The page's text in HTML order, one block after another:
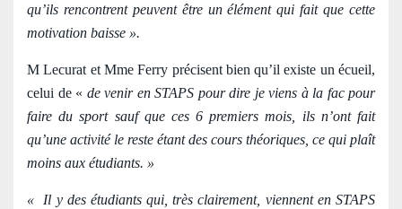
qu’ils rencontrent peuvent être un élément qui fait que cette
motivation baisse ».
M Lecurat et Mme Ferry précisent bien qu’il existe un écueil,
celui de « de venir en STAPS pour dire je viens à la fac pour
faire du sport sauf que ces 6 premiers mois, ils n’ont fait
qu’une activité le reste étant des cours théoriques, ce qui plaît
moins aux étudiants. »
« Il y des étudiants qui, très clairement, viennent en STAPS